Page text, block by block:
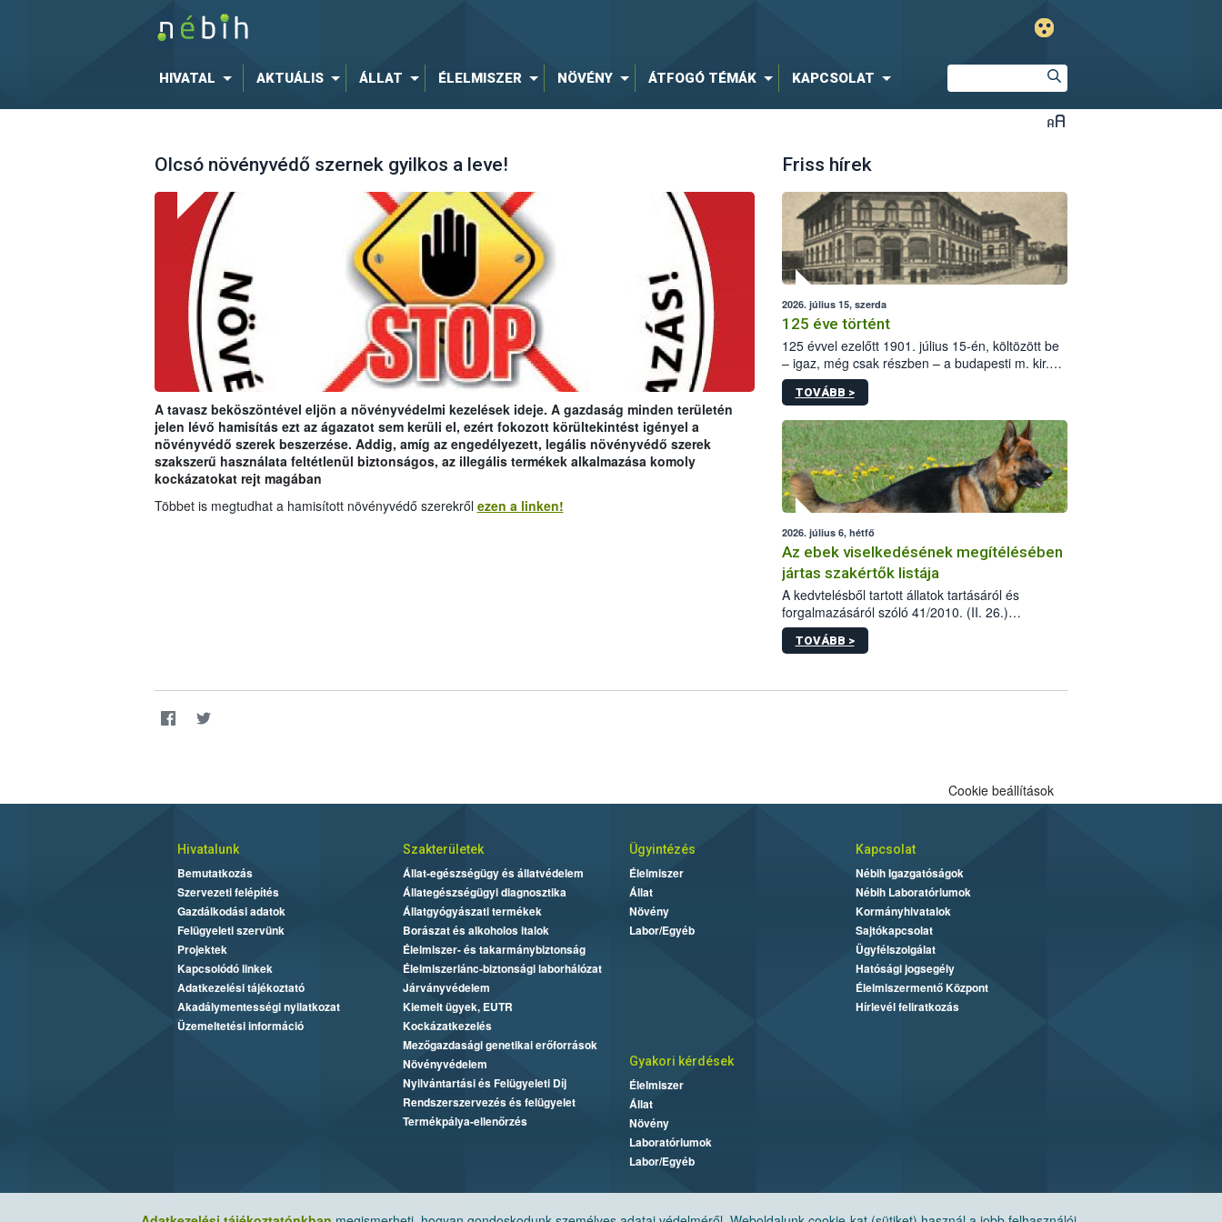
HIVATAL AKTUÁLIS ÁLLAT ÉLELMISZER NÖVÉNY ÁTFOGÓ TÉMÁK KAPCSOLAT
Olcsó növényvédő szernek gyilkos a leve!
A tavasz beköszöntével eljön a növényvédelmi kezelések ideje. A gazdaság minden területén
jelen lévő hamisítás ezt az ágazatot sem kerüli el, ezért fokozott körültekintést igényel a
növényvédő szerek beszerzése. Addig, amíg az engedélyezett, legális növényvédő szerek
szakszerű használata feltétlenül biztonságos, az illegális termékek alkalmazása komoly
kockázatokat rejt magában
Többet is megtudhat a hamisított növényvédő szerekről ezen a linken!
Friss hírek
2026. július 15, szerda
125 éve történt
125 évvel ezelőtt 1901. július 15-én, költözött be
– igaz, még csak részben – a budapesti m. kir.
állami vetőmagvizsgáló állomás a Kis Rókus utca
15. szám alatti, Czigler Győző által tervezett új
TOVÁBB >
2026. július 6, hétfő
Az ebek viselkedésének megítélésében
jártas szakértők listája
A kedvtelésből tartott állatok tartásáról és
forgalmazásáról szóló 41/2010. (II. 26.)
Korm.rendelet szabályozza az eb okozta fizikai
sérülés, illetve ennek veszélye keletkezésekor
TOVÁBB >
Cookie beállítások
Hivatalunk
Bemutatkozás
Szervezeti felépítés
Gazdálkodási adatok
Felügyeleti szervünk
Projektek
Kapcsolódó linkek
Adatkezelési tájékoztató
Akadálymentességi nyilatkozat
Üzemeltetési információ
Szakterületek
Állat-egészségügy és állatvédelem
Állategészségügyi diagnosztika
Állatgyógyászati termékek
Borászat és alkoholos italok
Élelmiszer- és takarmánybiztonság
Élelmiszerlánc-biztonsági laborhálózat
Járványvédelem
Kiemelt ügyek, EUTR
Kockázatkezelés
Mezőgazdasági genetikai erőforrások
Növényvédelem
Nyilvántartási és Felügyeleti Díj
Rendszerszervezés és felügyelet
Termékpálya-ellenőrzés
Ügyintézés
Élelmiszer
Állat
Növény
Labor/Egyéb
Kapcsolat
Nébih Igazgatóságok
Nébih Laboratóriumok
Kormányhivatalok
Sajtókapcsolat
Ügyfélszolgálat
Hatósági jogsegély
Élelmiszermentő Központ
Hírlevél feliratkozás
Gyakori kérdések
Élelmiszer
Állat
Növény
Laboratóriumok
Labor/Egyéb